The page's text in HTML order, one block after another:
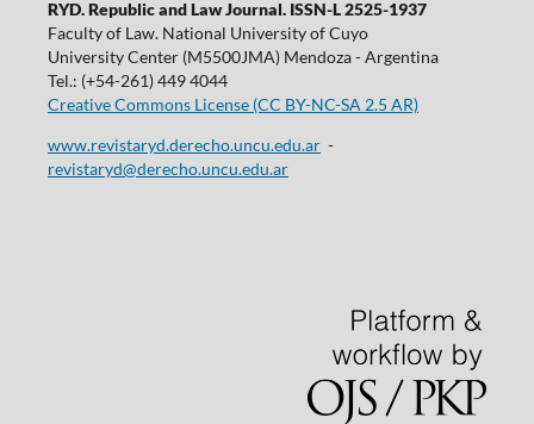
RYD. Republic and Law Journal. ISSN-L 2525-1937
Faculty of Law. National University of Cuyo
University Center (M5500JMA) Mendoza - Argentina
Tel.: (+54-261) 449 4044
Creative Commons License (CC BY-NC-SA 2.5 AR)
www.revistaryd.derecho.uncu.edu.ar-
revistaryd@derecho.uncu.edu.ar